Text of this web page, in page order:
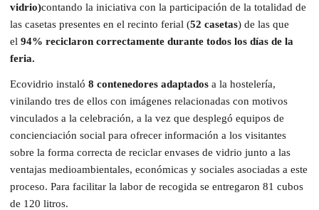
vidrio)contando la iniciativa con la participación de la totalidad de
las casetas presentes en el recinto ferial (52 casetas) de las que
el 94% reciclaron correctamente durante todos los días de la
feria.
Ecovidrio instaló 8 contenedores adaptados a la hostelería,
vinilando tres de ellos con imágenes relacionadas con motivos
vinculados a la celebración, a la vez que desplegó equipos de
concienciación social para ofrecer información a los visitantes
sobre la forma correcta de reciclar envases de vidrio junto a las
ventajas medioambientales, económicas y sociales asociadas a este
proceso. Para facilitar la labor de recogida se entregaron 81 cubos
de 120 litros.